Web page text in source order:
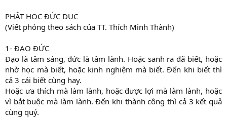
PHẬT HỌC ĐỨC DỤC
(Viết phỏng theo sách của TT. Thích Minh Thành)
1- ĐẠO ĐỨC
Đạo là tâm sáng, đức là tâm lành. Hoặc sanh ra đã biết, hoặc
nhờ học mà biết, hoặc kinh nghiệm mà biết. Đến khi biết thì
cả 3 cái biết cùng hay.
Hoặc ưa thích mà làm lành, hoặc được lợi mà làm lành, hoặc
vì bắt buộc mà làm lành. Đến khi thành công thì cả 3 kết quả
cùng quý.